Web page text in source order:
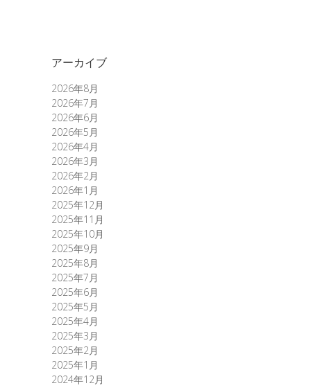
アーカイブ
2026年8月
2026年7月
2026年6月
2026年5月
2026年4月
2026年3月
2026年2月
2026年1月
2025年12月
2025年11月
2025年10月
2025年9月
2025年8月
2025年7月
2025年6月
2025年5月
2025年4月
2025年3月
2025年2月
2025年1月
2024年12月